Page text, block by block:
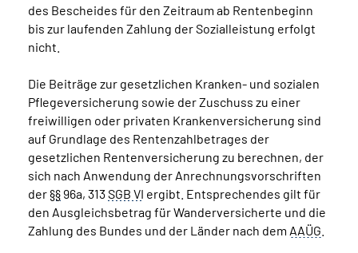
des Bescheides für den Zeitraum ab Rentenbeginn
bis zur laufenden Zahlung der Sozialleistung erfolgt
nicht.
Die Beiträge zur gesetzlichen Kranken- und sozialen
Pflegeversicherung sowie der Zuschuss zu einer
freiwilligen oder privaten Krankenversicherung sind
auf Grundlage des Rentenzahlbetrages der
gesetzlichen Rentenversicherung zu berechnen, der
sich nach Anwendung der Anrechnungsvorschriften
der §§ 96a, 313SGB VI ergibt. Entsprechendes gilt für
den Ausgleichsbetrag für Wanderversicherte und die
Zahlung des Bundes und der Länder nach dem AAÜG